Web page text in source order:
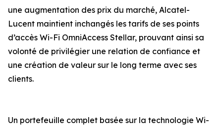
une augmentation des prix du marché, Alcatel-
Lucent maintient inchangés les tarifs de ses points
d’accès Wi-Fi OmniAccess Stellar, prouvant ainsi sa
volonté de privilégier une relation de confiance et
une création de valeur sur le long terme avec ses
clients.
Un portefeuille complet basée sur la technologie Wi-